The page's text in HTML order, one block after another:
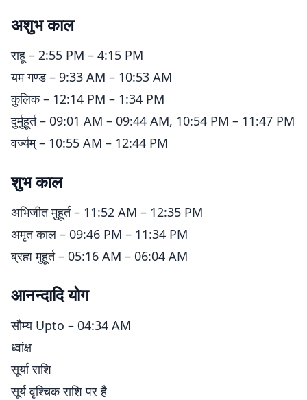
अशुभ काल
राहू – 2:55 PM – 4:15 PM
यम गण्ड – 9:33 AM – 10:53 AM
कुलिक – 12:14 PM – 1:34 PM
दुर्मुहूर्त – 09:01 AM – 09:44 AM, 10:54 PM – 11:47 PM
वर्ज्यम् – 10:55 AM – 12:44 PM
शुभ काल
अभिजीत मुहूर्त – 11:52 AM – 12:35 PM
अमृत काल – 09:46 PM – 11:34 PM
ब्रह्म मुहूर्त – 05:16 AM – 06:04 AM
आनन्दादि योग
सौम्य Upto – 04:34 AM
ध्वांक्ष
सूर्या राशि
सूर्य वृश्चिक राशि पर है